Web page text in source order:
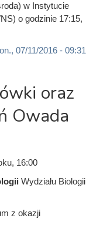
w Instytucie
o godzinie 17:15,
07/11/2016 - 09:31
oraz
Owada
16:00
Wydziału Biologii
z okazji